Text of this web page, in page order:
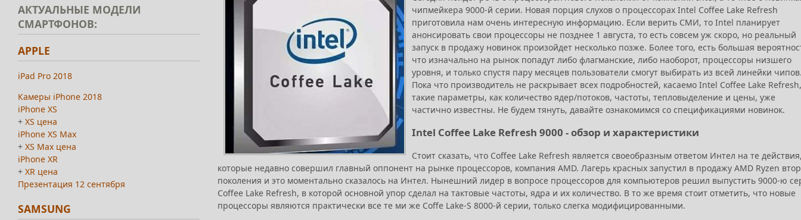
чипмейкера 9000-й серии. Новая порция слухов о процессорах Intel Coffee Lake Refresh
приготовила нам очень интересную информацию. Если верить СМИ, то Intel планирует
анонсировать свои процессоры не позднее 1 августа, то есть совсем уж скоро, но реальный
запуск в продажу новинок произойдет несколько позже. Более того, есть большая
что изначально на рынок попадут либо флагманские, либо наоборот, процессоры низшего
уровня, и только спустя пару месяцев пользователи смогут выбирать из всей линейки
Пока что производитель не раскрывает всех подробностей, касаемо Intel Coffee Lake
такие параметры, как количество ядер/потоков, частоты, тепловыделение и цены, уже
частично известны. Не будем тянуть, давайте ознакомимся со спецификациями новинок.
Intel Coffee Lake Refresh 9000 - обзор и характеристики
Стоит сказать, что Coffee Lake Refresh является своеобразным ответом Интел на те
которые недавно совершил главный оппонент на рынке процессоров, компания AMD. Лагерь красных запустил в продажу AMD Ryzen
поколения и это моментально сказалось на Интел. Нынешний лидер в вопросе процессоров для компьютеров решил выпустить 9000-ю
Coffee Lake Refresh, в которой основной упор сделал на тактовые частоты, ядра и их количество. В то же время стоит отметить, что новые
процессоры являются практически все те ми же Coffe Lake-S 8000-й серии, только слегка модифицированными.
АКТУАЛЬНЫЕ МОДЕЛИ
СМАРТФОНОВ:
APPLE
iPad Pro 2018
Камеры iPhone 2018
iPhone XS
+ XS цена
iPhone XS Max
+ XS Max цена
iPhone XR
+ XR цена
Презентация 12 сентября
SAMSUNG